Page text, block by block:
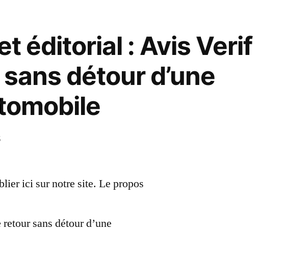
éditorial : Avis Verif
détour d’une
ici sur notre site. Le propos
sans détour d’une